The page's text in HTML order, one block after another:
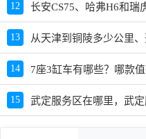
12
13
14 7座3缸车有哪些？哪款
15